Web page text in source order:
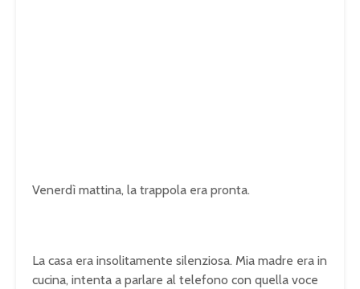
Venerdì mattina, la trappola era pronta.
La casa era insolitamente silenziosa. Mia madre era in
cucina, intenta a parlare al telefono con quella voce